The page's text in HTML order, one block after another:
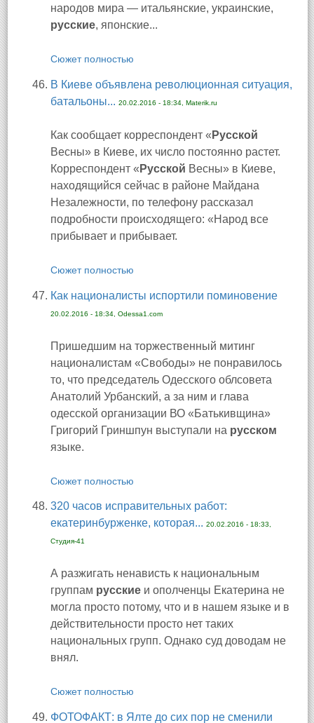
народов мира — итальянские, украинские,
русские, японские...
Сюжет полностью
В Киеве объявлена революционная ситуация,
батальоны... 20.02.2016 - 18:34, Materik.ru
Как сообщает корреспондент « Русской
Весны» в Киеве, их число постоянно растет.
Корреспондент « Русской Весны» в Киеве,
находящийся сейчас в районе Майдана
Незалежности, по телефону рассказал
подробности происходящего: «Народ все
прибывает и прибывает.
Сюжет полностью
Как националисты испортили поминовение
20.02.2016 - 18:34, Odessa1.com
Пришедшим на торжественный митинг
националистам «Свободы» не понравилось
то, что председатель Одесского облсовета
Анатолий Урбанский, а за ним и глава
одесской организации ВО «Батькивщина»
Григорий Гриншпун выступали на русском
языке.
Сюжет полностью
320 часов исправительных работ:
екатеринбурженке, которая... 20.02.2016 - 18:33,
Студия-41
А разжигать ненависть к национальным
группам русские и ополченцы Екатерина не
могла просто потому, что и в нашем языке и в
действительности просто нет таких
национальных групп. Однако суд доводам не
внял.
Сюжет полностью
ФОТОФАКТ: в Ялте до сих пор не сменили